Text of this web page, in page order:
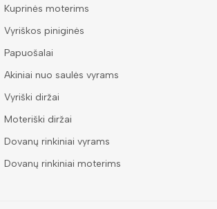
Kuprinės moterims
Vyriškos piniginės
Papuošalai
Akiniai nuo saulės vyrams
Vyriški diržai
Moteriški diržai
Dovanų rinkiniai vyrams
Dovanų rinkiniai moterims